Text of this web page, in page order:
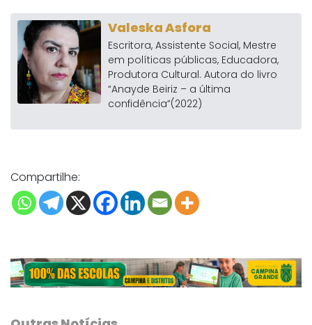
Valeska Asfora
Escritora, Assistente Social, Mestre
em políticas públicas, Educadora,
Produtora Cultural. Autora do livro
“Anayde Beiriz – a última
confidência”(2022)
Compartilhe: